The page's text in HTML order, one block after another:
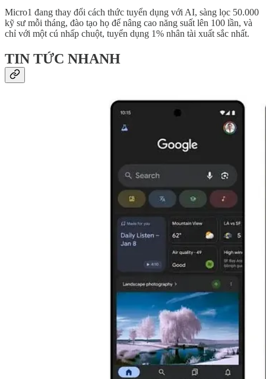
Micro1 đang thay đổi cách thức tuyển dụng với AI, sàng lọc 50.000
kỹ sư mỗi tháng, đào tạo họ để nâng cao năng suất lên 100 lần, và
chỉ với một cú nhấp chuột, tuyển dụng 1% nhân tài xuất sắc nhất.
TIN TỨC NHANH